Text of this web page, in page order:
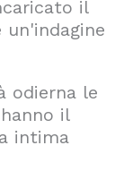
il
odierna le
il
intima